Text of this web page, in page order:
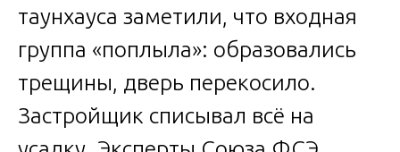
таунхауса заметили, что входная
группа «поплыла»: образовались
трещины, дверь перекосило.
Застройщик списывал всё на